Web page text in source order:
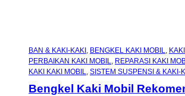
BAN & KAKI-KAKI , BENGKEL KAKI MOBIL,
PERBAIKAN KAKI MOBIL, REPARASI KAKI
KAKI KAKI MOBIL, SISTEM SUSPENSI & KAKI-
Bengkel Kaki Mobil